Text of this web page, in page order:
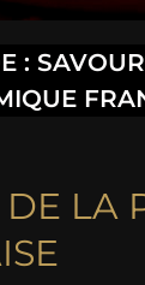
:
DE LA